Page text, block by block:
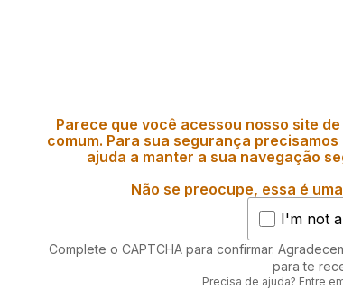
Parece que você acessou nosso site
comum. Para sua segurança
ajuda a manter a sua navegação
Não se preocupe, essa é
I'm not
Complete o CAPTCHA para confirmar.
para te
Precisa de ajuda? Entre